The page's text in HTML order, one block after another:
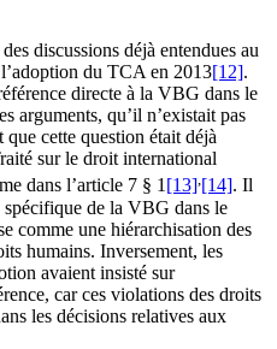
discussions déjà entendues au
du TCA en 2013[12].
directe à la VBG dans le
arguments, qu’il n’existait pas
cette question était déjà
sur le droit international
dans l’article 7 § 1[13],[14]. Il
spécifique de la VBG dans le
comme une hiérarchisation des
humains. Inversement, les
avaient insisté sur
car ces violations des droits
les décisions relatives aux